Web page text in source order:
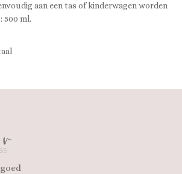
aan een tas of kinderwagen worden
500 ml.